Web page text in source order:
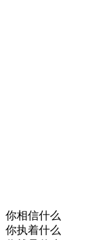
你相信什么
你执着什么